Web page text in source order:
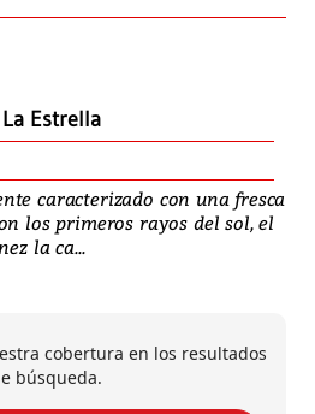
Estrella
caracterizado con una fresca
los primeros rayos del sol, el
la ca...
cobertura en los resultados
búsqueda.